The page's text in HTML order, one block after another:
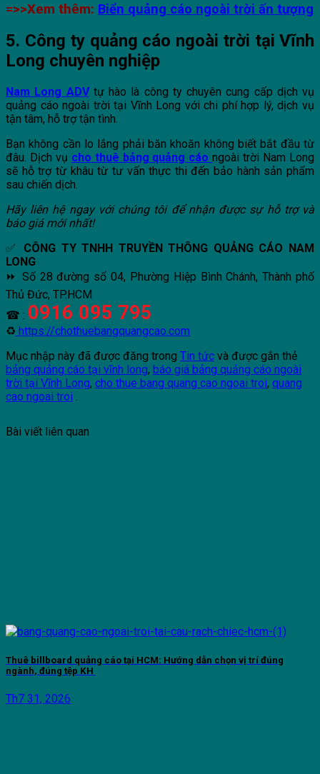
=>>Xem thêm: Biển quảng cáo ngoài trời ấn tượng
5. Công ty quảng cáo ngoài trời tại Vĩnh
Long chuyên nghiệp
Nam Long ADVtự hào là công ty chuyên cung cấp dịch vụ
quảng cáo ngoài trời tại Vĩnh Long với chi phí hợp lý, dịch vụ
tận tâm, hỗ trợ tận tình.
Bạn không cần lo lắng phải băn khoăn không biết bắt đầu từ
đâu. Dịch vụ cho thuê bảng quảng cáongoài trời Nam Long
sẽ hỗ trợ từ khâu từ tư vấn thực thi đến bảo hành sản phẩm
sau chiến dịch.
Hãy liên hệ ngay với chúng tôi để nhận được sự hỗ trợ và
báo giá mới nhất!
✅
CÔNG TY TNHH TRUYỀN THÔNG QUẢNG CÁO NAM
LONG
⏩ Số 28 đường số 04, Phường Hiệp Bình Chánh, Thành phố
Thủ Đức, TP.HCM
☎ : 0916 095 795
♻ https://chothuebangquangcao.com
Mục nhập này đã được đăng trong Tin tức và được gắn thẻ
bảng quảng cáo tại vĩnh long, báo giá bảng quảng cáo ngoài
trời tại Vĩnh Long, cho thue bang quang cao ngoai troi, quang
cao ngoai troi
Bài viết liên quan
Thuê billboard quảng cáo tại HCM: Hướng dẫn chọn vị trí đúng
ngành, đúng tệp KH
Th7 31, 2026